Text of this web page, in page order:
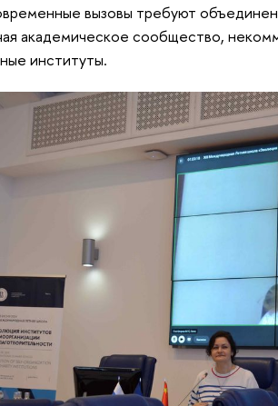
вызовы требуют
академическое сообщество,
институты.